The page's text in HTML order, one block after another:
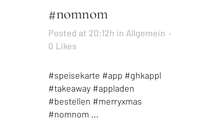
#nomnom
Posted at 20:12h in Allgemein
0 Likes
#speisekarte #app #ghkappl
#takeaway #appladen
#bestellen #merryxmas
#nomnom ...